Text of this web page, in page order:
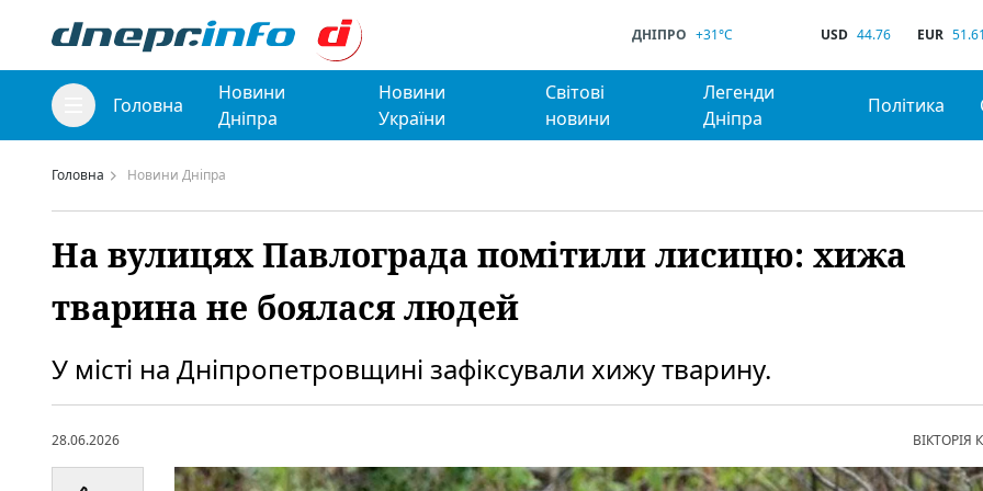
ДНІПРО +31°C USD 44.76 EUR
Головна
Новини
Дніпра
Новини
України
Світові
новини
Легенди
Дніпра
Політика
Головна Новини Дніпра
На вулицях Павлограда помітили лисицю: хижа
тварина не боялася людей
У місті на Дніпропетровщині зафіксували хижу тварину.
28.06.2026